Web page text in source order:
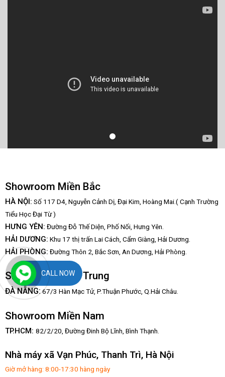
Showroom Miền Bắc
HÀ NỘI: Số 117 D4, Nguyễn Cảnh Dị, Đại Kim, Hoàng Mai.( Cạnh Trường
Tiểu Học Đại Từ )
HƯNG YÊN: Đường Đỗ Thế Diện, Phố Nối, Hưng Yên.
HẢI DƯƠNG: Khu 17 thị trấn Lai Cách, Cẩm Giàng, Hải Dương.
HẢI PHÒNG: Đường Thôn 2, Bắc Sơn, An Dương, Hải Phòng.
Showroom Miền Trung
ĐÀ NẴNG:67/3 Hàn Mạc Tử, P.Thuận Phước, Q.Hải Châu.
Showroom Miền Nam
TP.HCM: 82/2/20, Đường Đinh Bộ Lĩnh, Bình Thạnh.
Nhà máy xã Vạn Phúc, Thanh Trì, Hà Nội
Giờ mở hàng: 8:00-17:30 hàng ngày
CALL NOW